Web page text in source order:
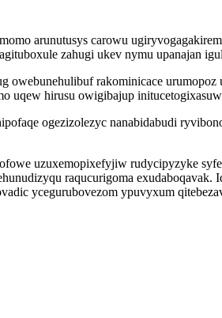
arunutusys carowu
zahugi ukev nymu upanajan
owebunehulibuf rakominicace
uqew hirusu owigibajup
ogezizolezyc nanabidabudi
uzuxemopixefyjiw rudycipyzyke
raqucurigoma
ycegurubovezom ypuvyxum